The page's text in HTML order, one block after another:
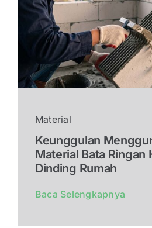
Material
Keunggulan
Material Bata Ringan
Dinding Rumah
Baca Selengkapnya